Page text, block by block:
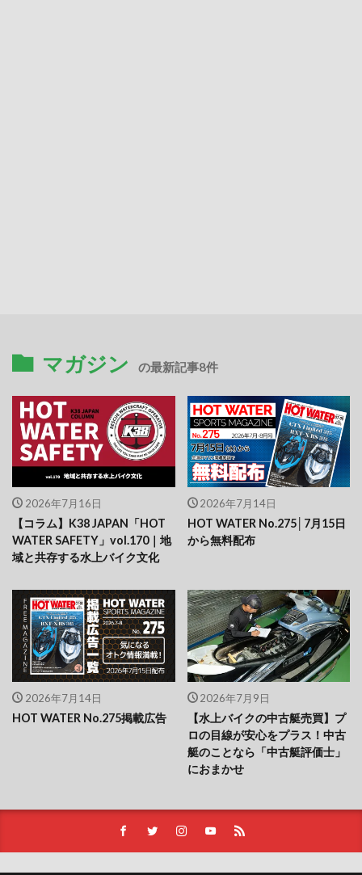
マガジン の最新記事8件
2026年7月16日
【コラム】K38 JAPAN「HOT
WATER SAFETY」vol.170｜地
域と共存する水上バイク文化
2026年7月14日
HOT WATER No.275│7月15日
から無料配布
2026年7月14日
HOT WATER No.275掲載広告
2026年7月9日
【水上バイクの中古艇売買】プ
ロの目線が安心をプラス！中古
艇のことなら「中古艇評価士」
におまかせ